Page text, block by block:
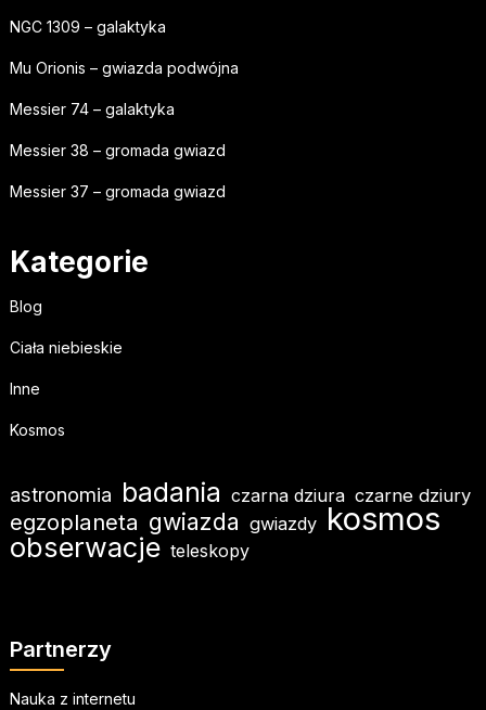
NGC 1309 – galaktyka
Mu Orionis – gwiazda podwójna
Messier 74 – galaktyka
Messier 38 – gromada gwiazd
Messier 37 – gromada gwiazd
Kategorie
Blog
Ciała niebieskie
Inne
Kosmos
astronomia badania czarna dziura czarne dziury
egzoplaneta gwiazda gwiazdy kosmos
obserwacje teleskopy
Partnerzy
Nauka z internetu